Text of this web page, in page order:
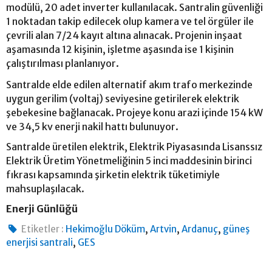
modülü, 20 adet inverter kullanılacak. Santralin güvenliği
1 noktadan takip edilecek olup kamera ve tel örgüler ile
çevrili alan 7/24 kayıt altına alınacak. Projenin inşaat
aşamasında 12 kişinin, işletme aşasında ise 1 kişinin
çalıştırılması planlanıyor.
Santralde elde edilen alternatif akım trafo merkezinde
uygun gerilim (voltaj) seviyesine getirilerek elektrik
şebekesine bağlanacak. Projeye konu arazi içinde 154 kW
ve 34,5 kv enerji nakil hattı bulunuyor.
Santralde üretilen elektrik, Elektrik Piyasasında Lisanssız
Elektrik Üretim Yönetmeliğinin 5 inci maddesinin birinci
fıkrası kapsamında şirketin elektrik tüketimiyle
mahsuplaşılacak.
Enerji Günlüğü
Etiketler : Hekimoğlu Döküm,Artvin,Ardanuç, güneş
enerjisi santrali, GES